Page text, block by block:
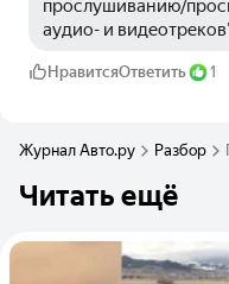
прослушиванию/
аудио- и
НравитсяОтветить 1
Журнал Авто.ру Разбор
Читать ещё